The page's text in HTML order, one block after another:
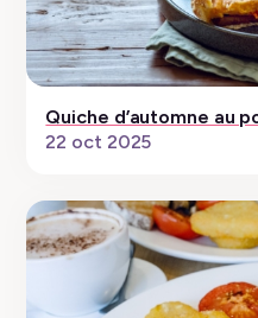
Quiche d’automne au
22 oct 2025